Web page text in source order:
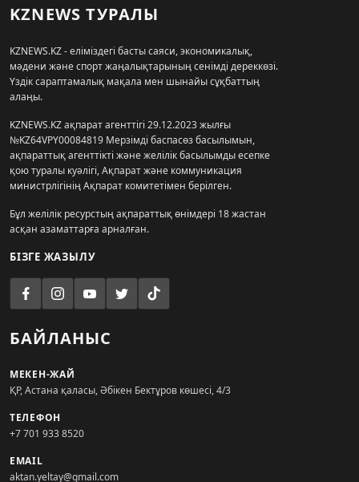
KZNEWS ТУРАЛЫ
KZNEWS.KZ - еліміздегі басты саяси, экономикалық,
мәдени және спорт жаңалықтарының сенімді дереккөзі.
Үздік сараптамалық мақала мен шынайы сұқбаттың
алаңы.
KZNEWS.KZ ақпарат агенттігі 29.12.2023 жылғы
№KZ64VPY00084819 Мерзімді баспасөз басылымын,
ақпараттық агенттікті және желілік басылымды есепке
қою туралы куәлігі, Ақпарат және коммуникация
министрлігінің Ақпарат комитетімен берілген.
Бұл желілік ресурстың ақпараттық өнімдері 18 жастан
асқан азаматтарға арналған.
БІЗГЕ ЖАЗЫЛУ
БАЙЛАНЫС
МЕКЕН-ЖАЙ
ҚР, Астана қаласы, Әбікен Бектұров көшесі, 4/3
ТЕЛЕФОН
+7 701 933 8520
EMAIL
aktan.yeltay@gmail.com